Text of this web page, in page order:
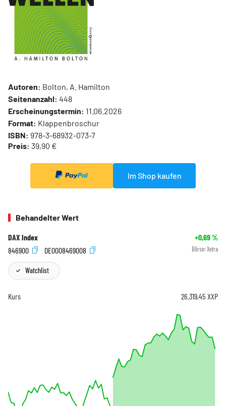
Autoren: Bolton, A. Hamilton
Seitenanzahl: 448
Erscheinungstermin: 11.06.2026
Format: Klappenbroschur
ISBN: 978-3-68932-073-7
Preis: 39,90 €
Im Shop kaufen
Behandelter Wert
DAX Index +0,69%
846900
DE0008469008 Börse: Xetra
Watchlist
Kurs 26.319,45 XXP